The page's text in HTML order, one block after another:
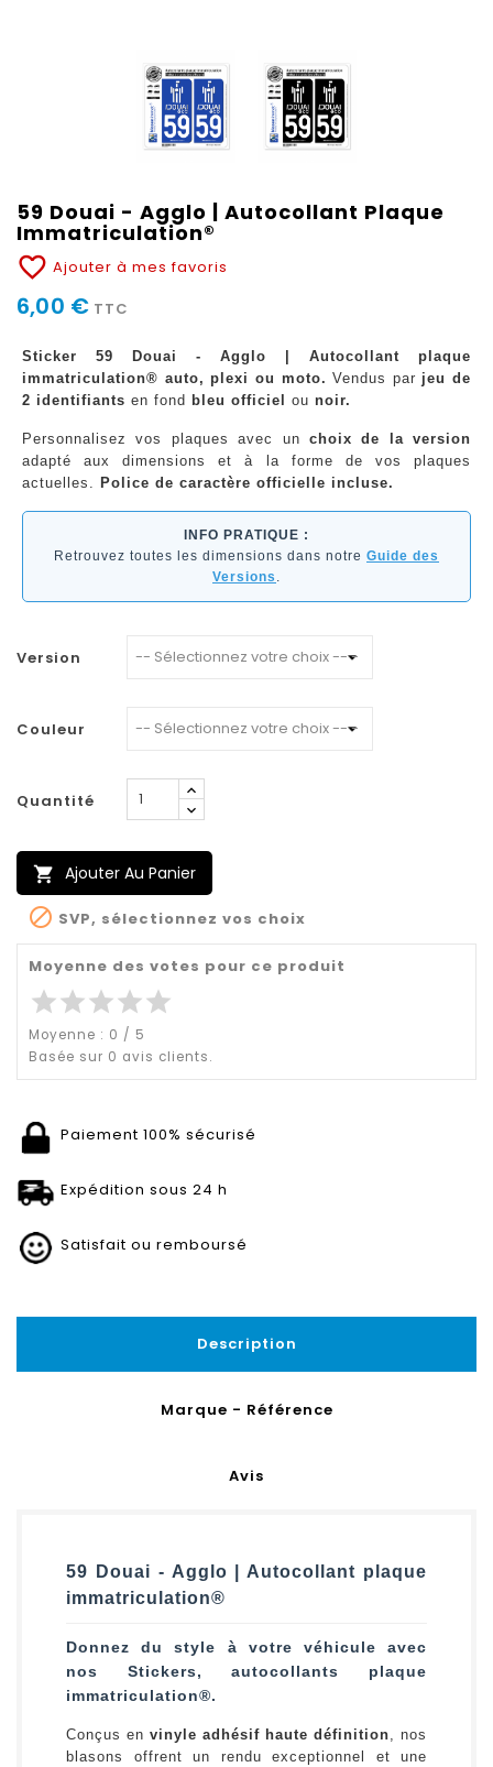
59 Douai - Agglo | Autocollant Plaque
Immatriculation®
favorite_border Ajouter à mes favoris
6,00 € TTC
Sticker 59 Douai - Agglo | Autocollant plaque
immatriculation® auto, plexi ou moto. Vendus par jeu de
2 identifiants en fond bleu officiel ou noir.
Personnalisez vos plaques avec un choix de la version
adapté aux dimensions et à la forme de vos plaques
actuelles. Police de caractère officielle incluse.
INFO PRATIQUE :
Retrouvez toutes les dimensions dans notre Guide des
Versions .
Version
Couleur
Quantité
 Ajouter Au Panier
 SVP, sélectionnez vos choix
Moyenne des votes pour ce produit
starstarstarstarstar
Moyenne : 0 / 5
Basée sur 0 avis clients.
Paiement 100% sécurisé
Expédition sous 24 h
Satisfait ou remboursé
Description
Marque - Référence
Avis
59 Douai - Agglo | Autocollant plaque
immatriculation®
Donnez du style à votre véhicule avec
nos Stickers, autocollants plaque
immatriculation®.
Conçus en vinyle adhésif haute définition, nos
blasons offrent un rendu exceptionnel et une